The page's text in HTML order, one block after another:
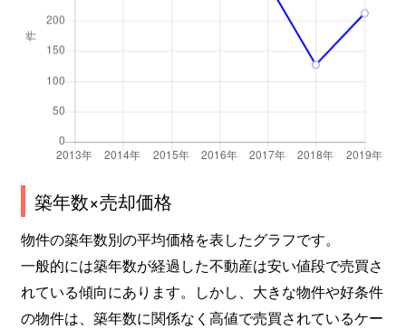
築年数×売却価格
物件の築年数別の平均価格を表したグラフです。
一般的には築年数が経過した不動産は安い値段で売買さ
れている傾向にあります。しかし、大きな物件や好条件
の物件は、築年数に関係なく高値で売買されているケー